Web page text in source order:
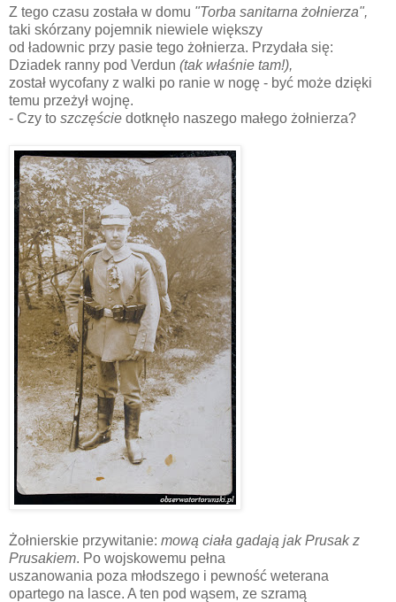
Z tego czasu została w domu "Torba sanitarna żołnierza",
taki skórzany pojemnik niewiele większy
od ładownic przy pasie tego żołnierza. Przydała się:
Dziadek ranny pod Verdun (tak właśnie tam!),
został wycofany z walki po ranie w nogę - być może dzięki
temu przeżył wojnę.
- Czy to szczęście dotknęło naszego małego żołnierza?
Żołnierskie przywitanie: mową ciała gadają jak Prusak z
Prusakiem. Po wojskowemu pełna
uszanowania poza młodszego i pewność weterana
opartego na lasce. A ten pod wąsem, ze szramą